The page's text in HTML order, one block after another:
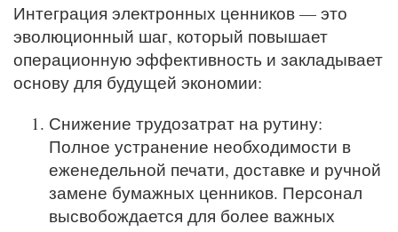
Интеграция электронных ценников — это
эволюционный шаг, который повышает
операционную эффективность и закладывает
основу для будущей экономии:
Снижение трудозатрат на рутину:
Полное устранение необходимости в
еженедельной печати, доставке и ручной
замене бумажных ценников. Персонал
высвобождается для более важных